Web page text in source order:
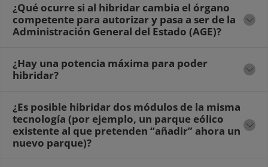
¿Qué ocurre si al hibridar cambia el órgano
competente para autorizar y pasa a ser de la
Administración General del Estado (AGE)?
¿Hay una potencia máxima para poder
hibridar?
¿Es posible hibridar dos módulos de la misma
tecnología (por ejemplo, un parque eólico
existente al que pretenden “añadir” ahora un
nuevo parque)?